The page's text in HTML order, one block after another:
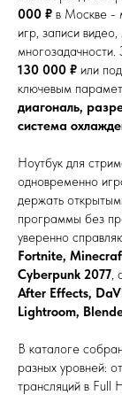
000 ₽ в Москве -
игр, записи
130 000 ₽ или
ключевым
диагональ,
система
Ноутбук для
одновременно
держать
программы без
уверенно
Fortnite,
Cyberpunk 2077,
After Effects,
Lightroom,
В каталоге
разных уровней:
трансляций в